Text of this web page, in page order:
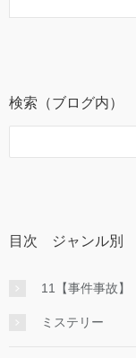
検索（ブログ内）
目次 ジャンル別
11【事件事故】
ミステリー